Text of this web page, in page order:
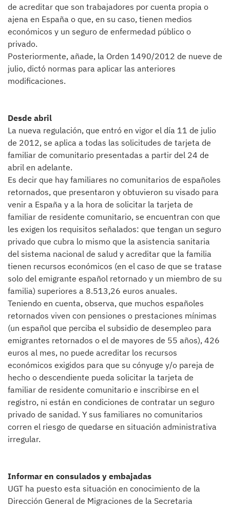
de acreditar que son trabajadores por cuenta propia o
ajena en España o que, en su caso, tienen medios
económicos y un seguro de enfermedad público o
privado.
Posteriormente, añade, la Orden 1490/2012 de nueve de
julio, dictó normas para aplicar las anteriores
modificaciones.
Desde abril
La nueva regulación, que entró en vigor el día 11 de julio
de 2012, se aplica a todas las solicitudes de tarjeta de
familiar de comunitario presentadas a partir del 24 de
abril en adelante.
Es decir que hay familiares no comunitarios de españoles
retornados, que presentaron y obtuvieron su visado para
venir a España y a la hora de solicitar la tarjeta de
familiar de residente comunitario, se encuentran con que
les exigen los requisitos señalados: que tengan un seguro
privado que cubra lo mismo que la asistencia sanitaria
del sistema nacional de salud y acreditar que la familia
tienen recursos económicos (en el caso de que se tratase
solo del emigrante español retornado y un miembro de su
familia) superiores a 8.513,26 euros anuales.
Teniendo en cuenta, observa, que muchos españoles
retornados viven con pensiones o prestaciones mínimas
(un español que perciba el subsidio de desempleo para
emigrantes retornados o el de mayores de 55 años), 426
euros al mes, no puede acreditar los recursos
económicos exigidos para que su cónyuge y/o pareja de
hecho o descendiente pueda solicitar la tarjeta de
familiar de residente comunitario e inscribirse en el
registro, ni están en condiciones de contratar un seguro
privado de sanidad. Y sus familiares no comunitarios
corren el riesgo de quedarse en situación administrativa
irregular.
Informar en consulados y embajadas
UGT ha puesto esta situación en conocimiento de la
Dirección General de Migraciones de la Secretaria